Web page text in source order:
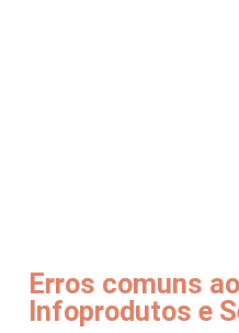
Erros comuns
Infoprodutos e